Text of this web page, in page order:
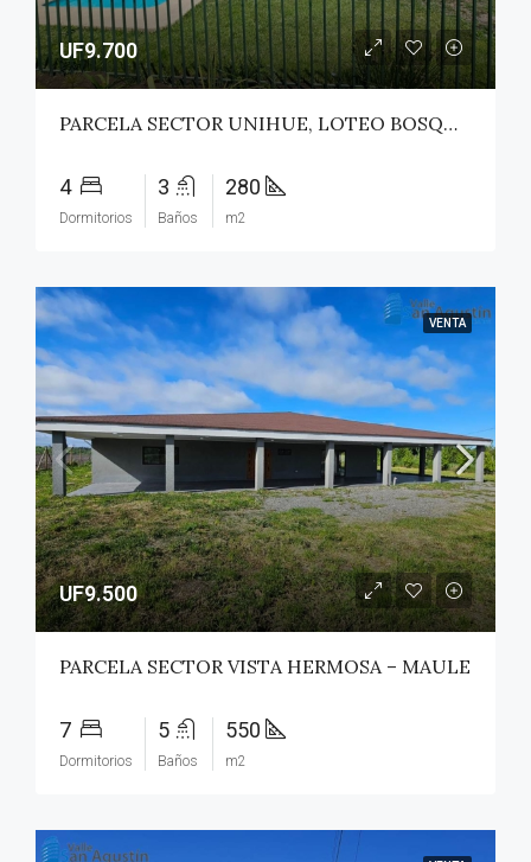
UF9.700
PARCELA SECTOR UNIHUE, LOTEO BOSQUES DEL VALLE – MAULE
4
Dormitorios
3
Baños
280
m2
VENTA
UF9.500
PARCELA SECTOR VISTA HERMOSA – MAULE
7
Dormitorios
5
Baños
550
m2